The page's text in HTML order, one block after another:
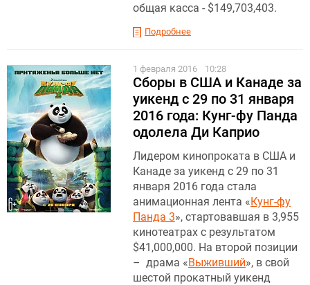
общая касса - $149,703,403.
Подробнее
1 февраля 2016 10:28
Сборы в США и Канаде за
уикенд с 29 по 31 января
2016 года: Кунг-фу Панда
одолела Ди Каприо
Лидером кинопроката в США и
Канаде за уикенд с 29 по 31
января 2016 года стала
анимационная лента «Кунг-фу
Панда 3», стартовавшая в 3,955
кинотеатрах с результатом
$41,000,000. На второй позиции
– драма «Выживший», в свой
шестой прокатный уикенд